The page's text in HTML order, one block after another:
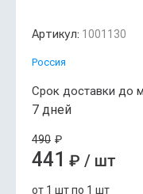
Артикул: 1001130
Россия
Срок доставки до
7 дней
490 ₽
441 ₽ / шт
от 1 шт по 1 шт